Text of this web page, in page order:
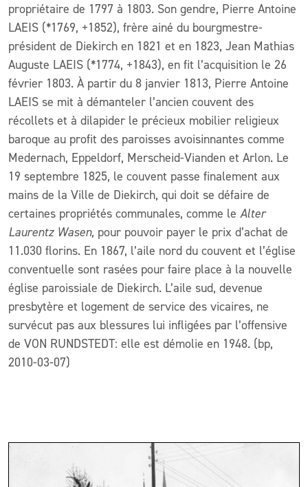
propriétaire de 1797 à 1803. Son gendre, Pierre Antoine
LAEIS (*1769, +1852), frère ainé du bourgmestre-
président de Diekirch en 1821 et en 1823, Jean Mathias
Auguste LAEIS (*1774, +1843), en fit l’acquisition le 26
février 1803. À partir du 8 janvier 1813, Pierre Antoine
LAEIS se mit à démanteler l’ancien couvent des
récollets et à dilapider le précieux mobilier religieux
baroque au profit des paroisses avoisinnantes comme
Medernach, Eppeldorf, Merscheid-Vianden et Arlon. Le
19 septembre 1825, le couvent passe finalement aux
mains de la Ville de Diekirch, qui doit se défaire de
certaines propriétés communales, comme le Alter
Laurentz Wasen, pour pouvoir payer le prix d’achat de
11.030 florins. En 1867, l’aile nord du couvent et l’église
conventuelle sont rasées pour faire place à la nouvelle
église paroissiale de Diekirch. L’aile sud, devenue
presbytère et logement de service des vicaires, ne
survécut pas aux blessures lui infligées par l’offensive
de VON RUNDSTEDT: elle est démolie en 1948. (bp,
2010-03-07)